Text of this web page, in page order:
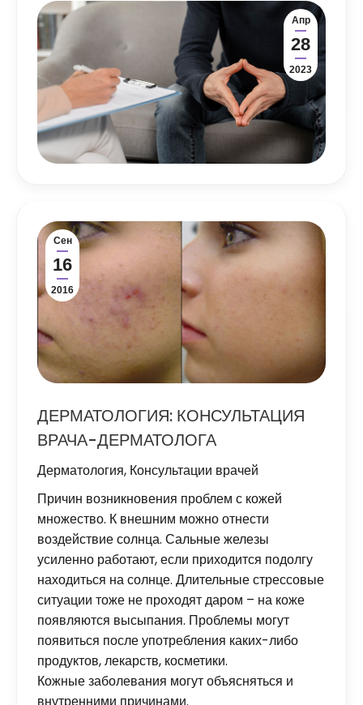
Апр
28
2023
Сен
16
2016
ДЕРМАТОЛОГИЯ: КОНСУЛЬТАЦИЯ
ВРАЧА-ДЕРМАТОЛОГА
Дерматология, Консультации врачей
Причин возникновения проблем с кожей
множество. К внешним можно отнести
воздействие солнца. Сальные железы
усиленно работают, если приходится подолгу
находиться на солнце. Длительные стрессовые
ситуации тоже не проходят даром – на коже
появляются высыпания. Проблемы могут
появиться после употребления каких-либо
продуктов, лекарств, косметики.
Кожные заболевания могут объясняться и